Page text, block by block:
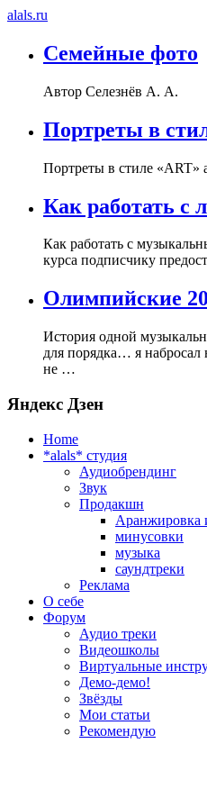
alals.ru
Семейные фото
Автор Селезнёв А. А.
Портреты в
Портреты в стиле
Как работать с
Как работать с
курса подписчику
Олимпийские
История одной
для порядка… я набросал
не …
Яндекс Дзен
Home
*alals* cтудия
Аудиобрендинг
Звук
Продакшн
Аранжировка
минусовки
музыка
саундтреки
Реклама
О себе
Форум
Аудио треки
Видеошколы
Виртуальные
Демо-демо!
Звёзды
Мои статьи
Рекомендую